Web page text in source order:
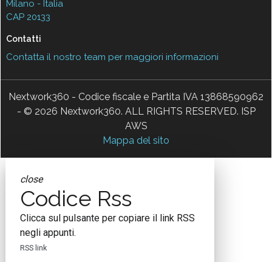
Milano - Italia
CAP 20133
Contatti
Contatta il nostro team per maggiori informazioni
Nextwork360 - Codice fiscale e Partita IVA 13868590962
- © 2026 Nextwork360. ALL RIGHTS RESERVED. ISP
AWS
Mappa del sito
close
Codice Rss
Clicca sul pulsante per copiare il link RSS
negli appunti.
RSS link